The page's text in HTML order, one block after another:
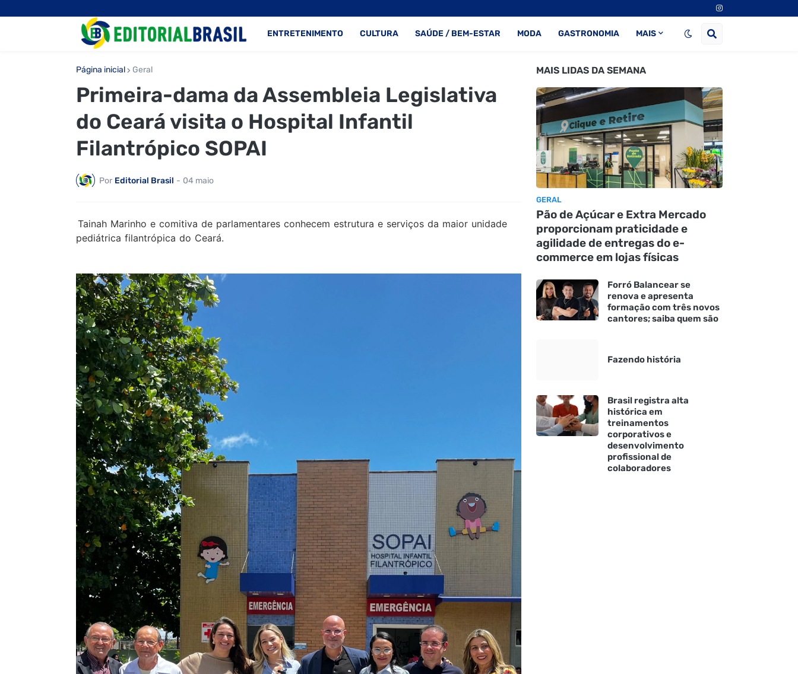
ENTRETENIMENTO CULTURA SAÚDE / BEM-ESTAR MODA GASTRONOMIA MAIS
Página inicial Geral
Primeira-dama da Assembleia Legislativa
do Ceará visita o Hospital Infantil
Filantrópico SOPAI
Por Editorial Brasil - 04 maio
Tainah Marinho e comitiva de parlamentares conhecem estrutura e serviços da maior unidade
pediátrica filantrópica do Ceará.
MAIS LIDAS DA SEMANA
GERAL
Pão de Açúcar e Extra Mercado
proporcionam praticidade e
agilidade de entregas do e-
commerce em lojas físicas
Forró Balancear se
renova e apresenta
formação com três novos
cantores; saiba quem são
Fazendo história
Brasil registra alta
histórica em
treinamentos
corporativos e
desenvolvimento
profissional de
colaboradores